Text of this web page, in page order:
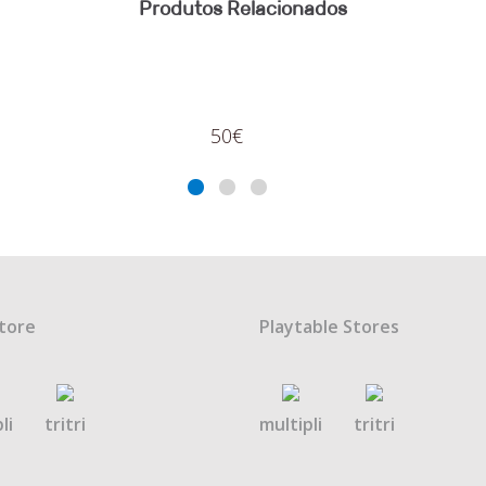
Produtos Relacionados
15€
tritri
Playtable Stores
multipli tritri